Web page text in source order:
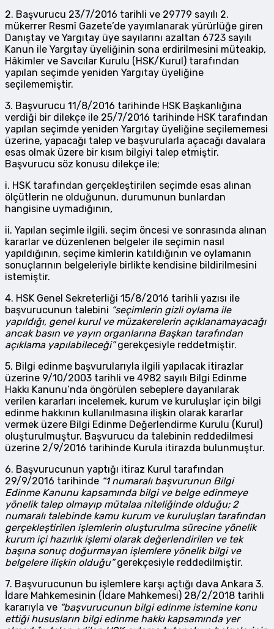
2. Başvurucu 23/7/2016 tarihli ve 29779 sayılı 2.
mükerrer Resmî Gazete’de yayımlanarak yürürlüğe giren
Danıştay ve Yargıtay üye sayılarını azaltan 6723 sayılı
Kanun ile Yargıtay üyeliğinin sona erdirilmesini müteakip,
Hâkimler ve Savcılar Kurulu (HSK/Kurul) tarafından
yapılan seçimde yeniden Yargıtay üyeliğine
seçilememiştir.
3. Başvurucu 11/8/2016 tarihinde HSK Başkanlığına
verdiği bir dilekçe ile 25/7/2016 tarihinde HSK tarafından
yapılan seçimde yeniden Yargıtay üyeliğine seçilememesi
üzerine, yapacağı talep ve başvurularla açacağı davalara
esas olmak üzere bir kısım bilgiyi talep etmiştir.
Başvurucu söz konusu dilekçe ile;
i. HSK tarafından gerçekleştirilen seçimde esas alınan
ölçütlerin ne olduğunun, durumunun bunlardan
hangisine uymadığının,
ii. Yapılan seçimle ilgili, seçim öncesi ve sonrasında alınan
kararlar ve düzenlenen belgeler ile seçimin nasıl
yapıldığının, seçime kimlerin katıldığının ve oylamanın
sonuçlarının belgeleriyle birlikte kendisine bildirilmesini
istemiştir.
4. HSK Genel Sekreterliği 15/8/2016 tarihli yazısı ile
başvurucunun talebini “seçimlerin gizli oylama ile
yapıldığı, genel kurul ve müzakerelerin açıklanamayacağı
ancak basın ve yayın organlarına Başkan tarafından
açıklama yapılabileceği”gerekçesiyle reddetmiştir.
5. Bilgi edinme başvurularıyla ilgili yapılacak itirazlar
üzerine 9/10/2003 tarihli ve 4982 sayılı Bilgi Edinme
Hakkı Kanunu’nda öngörülen sebeplere dayanılarak
verilen kararları incelemek, kurum ve kuruluşlar için bilgi
edinme hakkının kullanılmasına ilişkin olarak kararlar
vermek üzere Bilgi Edinme Değerlendirme Kurulu (Kurul)
oluşturulmuştur. Başvurucu da talebinin reddedilmesi
üzerine 2/9/2016 tarihinde Kurula itirazda bulunmuştur.
6. Başvurucunun yaptığı itiraz Kurul tarafından
29/9/2016 tarihinde “1 numaralı başvurunun Bilgi
Edinme Kanunu kapsamında bilgi ve belge edinmeye
yönelik talep olmayıp mütalaa niteliğinde olduğu; 2
numaralı talebinde kamu kurum ve kuruluşları tarafından
gerçekleştirilen işlemlerin oluşturulma sürecine yönelik
kurum içi hazırlık işlemi olarak değerlendirilen ve tek
başına sonuç doğurmayan işlemlere yönelik bilgi ve
belgelere ilişkin olduğu”gerekçesiyle reddedilmiştir.
7. Başvurucunun bu işlemlere karşı açtığı dava Ankara 3.
İdare Mahkemesinin (İdare Mahkemesi) 28/2/2018 tarihli
kararıyla ve “başvurucunun bilgi edinme istemine konu
ettiği hususların bilgi edinme hakkı kapsamında yer